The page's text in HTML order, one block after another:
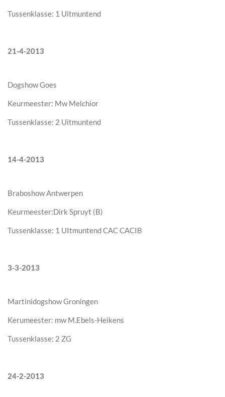
Tussenklasse: 1 Uitmuntend
21-4-2013
Dogshow Goes
Keurmeester: Mw Melchior
Tussenklasse: 2 Uitmuntend
14-4-2013
Braboshow Antwerpen
Keurmeester:Dirk Spruyt (B)
Tussenklasse: 1 UItmuntend CAC CACIB
3-3-2013
Martinidogshow Groningen
Kerumeester: mw M.Ebels-Heikens
Tussenklasse: 2 ZG
24-2-2013